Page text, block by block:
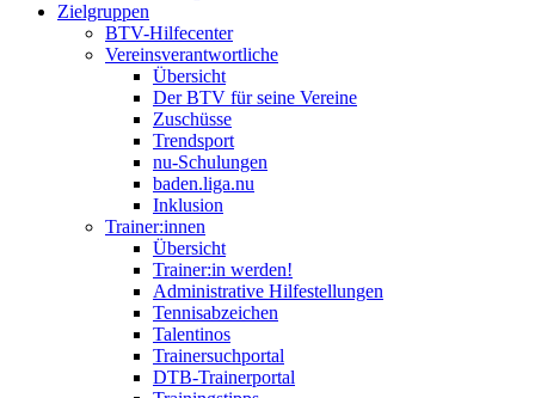
Zielgruppen
BTV-Hilfecenter
Vereinsverantwortliche
Übersicht
Der BTV für seine Vereine
Zuschüsse
Trendsport
nu-Schulungen
baden.liga.nu
Inklusion
Trainer:innen
Übersicht
Trainer:in werden!
Administrative Hilfestellungen
Tennisabzeichen
Talentinos
Trainersuchportal
DTB-Trainerportal